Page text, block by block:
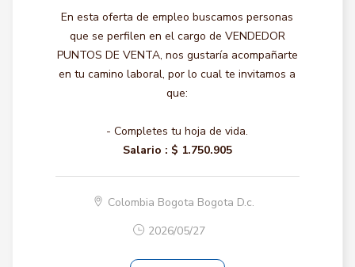
En esta oferta de empleo buscamos personas
que se perfilen en el cargo de VENDEDOR
PUNTOS DE VENTA, nos gustaría acompañarte
en tu camino laboral, por lo cual te invitamos a
que:
- Completes tu hoja de vida.
Salario : $ 1.750.905
Colombia Bogota Bogota D.c.
2026/05/27